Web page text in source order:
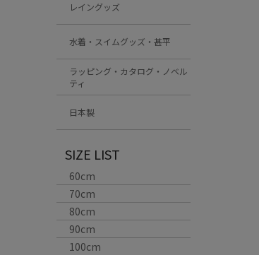
レイングッズ
水着・スイムグッズ・甚平
ラッピング・カタログ・ノベル
ティ
日本製
SIZE LIST
60cm
70cm
80cm
90cm
100cm